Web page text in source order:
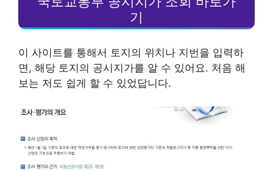
기
이 사이트를 통해서 토지의 위치나 지번을 입력하
면, 해당 토지의 공시지가를 알 수 있어요. 처음 해
보는 저도 쉽게 할 수 있었답니다.